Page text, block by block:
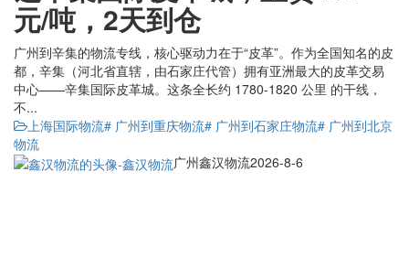
元/吨，2天到仓
广州到辛集的物流专线，核心驱动力在于“皮革”。作为全国知名的皮
都，辛集（河北省直辖，由石家庄代管）拥有亚洲最大的皮革交易
中心——辛集国际皮革城。这条全长约 1780-1820 公里 的干线，
不...
上海国际物流# 广州到重庆物流# 广州到石家庄物流# 广州到北京
物流
广州鑫汉物流2026-8-6